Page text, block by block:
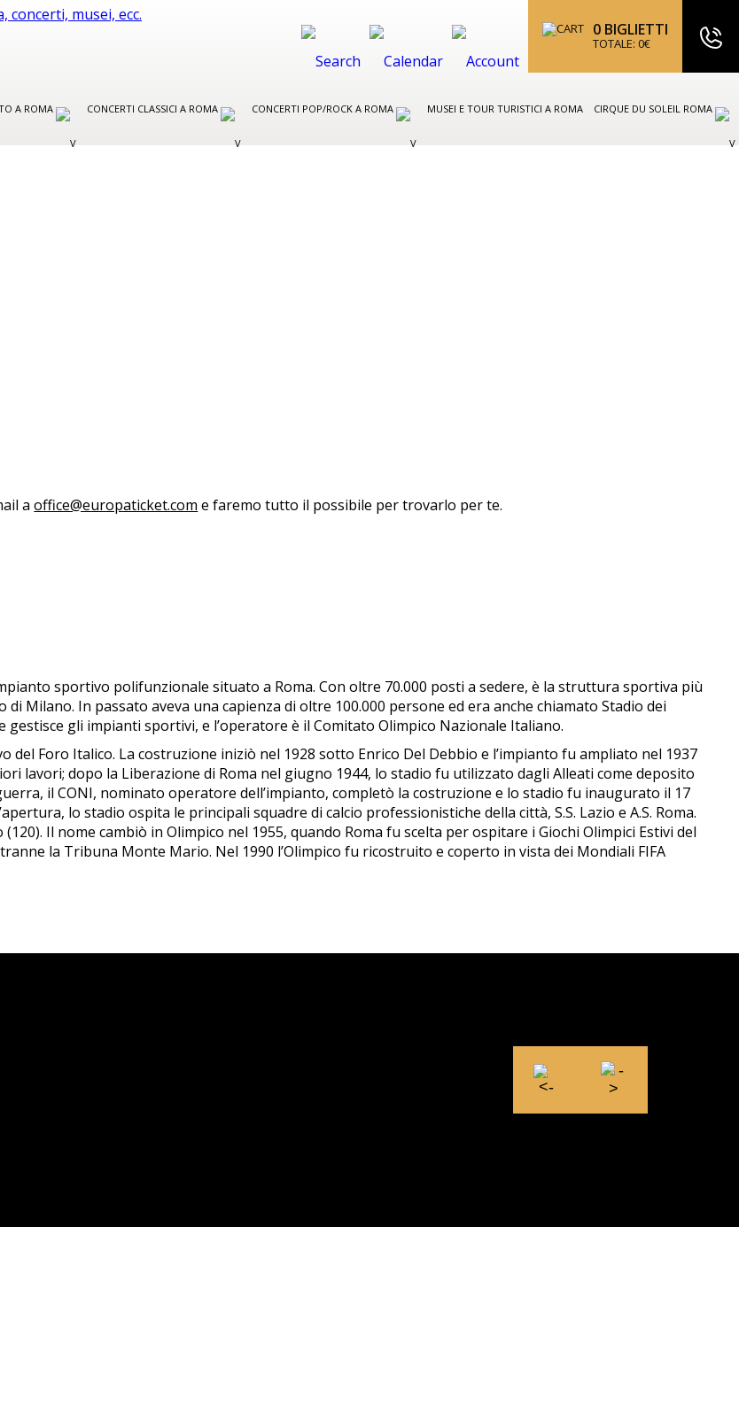
0 BIGLIETTI
TOTALE: 0€
A ROMA CONCERTI CLASSICI A ROMA CONCERTI POP/ROCK A ROMA MUSEI E TOUR TURISTICI A ROMA CIRQUE DU SOLEIL ROMA
aoffice@europaticket.com e faremo tutto il possibile per trovarlo per te.
sportivo polifunzionale situato a Roma. Con oltre 70.000 posti a sedere, è la struttura sportiva più
di Milano. In passato aveva una capienza di oltre 100.000 persone ed era anche chiamato Stadio dei
gli impianti sportivi, e l’operatore è il Comitato Olimpico Nazionale Italiano.
del Foro Italico. La costruzione iniziò nel 1928 sotto Enrico Del Debbio e l’impianto fu ampliato nel 1937
lavori; dopo la Liberazione di Roma nel giugno 1944, lo stadio fu utilizzato dagli Alleati come deposito
il CONI, nominato operatore dell’impianto, completò la costruzione e lo stadio fu inaugurato il 17
lo stadio ospita le principali squadre di calcio professionistiche della città, S.S. Lazio e A.S. Roma.
Il nome cambiò in Olimpico nel 1955, quando Roma fu scelta per ospitare i Giochi Olimpici Estivi del
la Tribuna Monte Mario. Nel 1990 l’Olimpico fu ricostruito e coperto in vista dei Mondiali FIFA